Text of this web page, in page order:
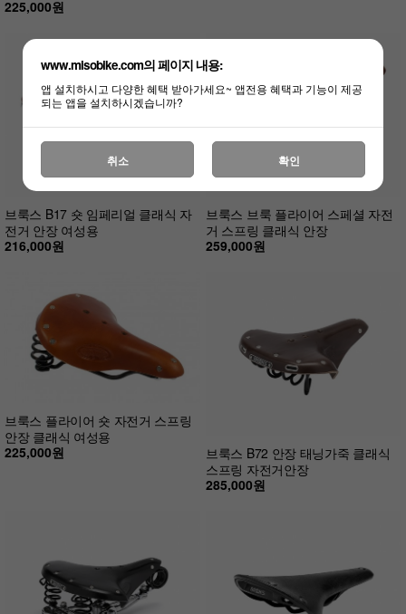
225,000원
브룩스 B17 숏 임페리얼 클래식 자
전거 안장 여성용
216,000원
브룩스 브룩 플라이어 스페셜 자전
거 스프링 클래식 안장
259,000원
브룩스 플라이어 숏 자전거 스프링
안장 클래식 여성용
225,000원
브룩스 B72 안장 태닝가죽 클래식
스프링 자전거안장
285,000원
www.misobike.com의 페이지 내용:
앱 설치하시고 다양한 혜택 받아가세요~ 앱전용 혜택과 기능이 제공
되는 앱을 설치하시겠습니까?
취소 확인